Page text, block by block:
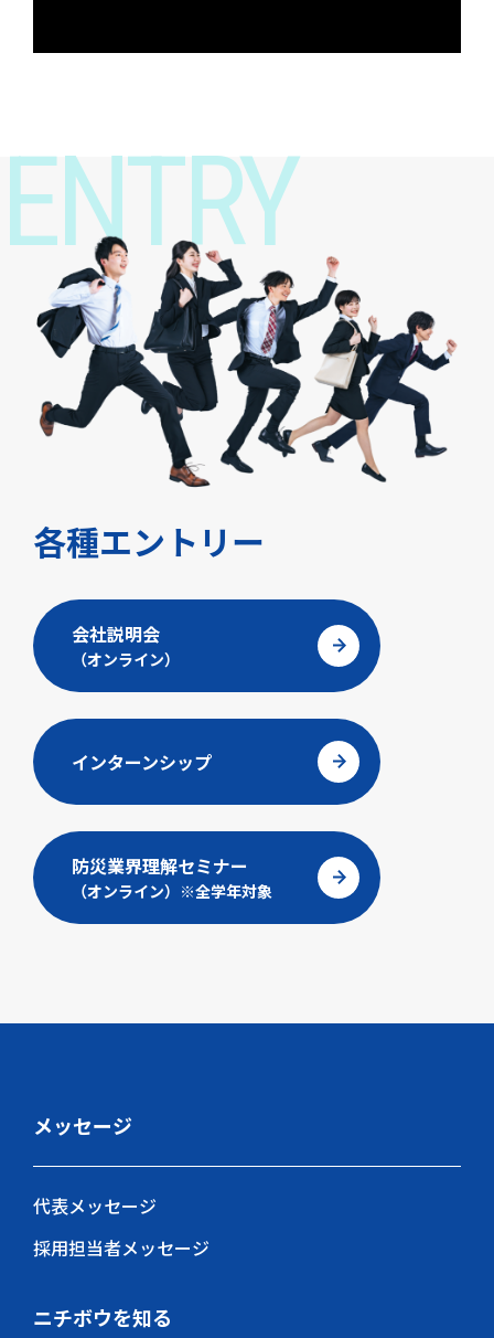
ENTRY
各種エントリー
会社説明会
（オンライン）
インターンシップ
防災業界理解セミナー
（オンライン）※全学年対象
メッセージ
代表メッセージ
採用担当者メッセージ
ニチボウを知る